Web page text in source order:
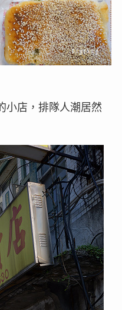
小店，排隊人潮居然